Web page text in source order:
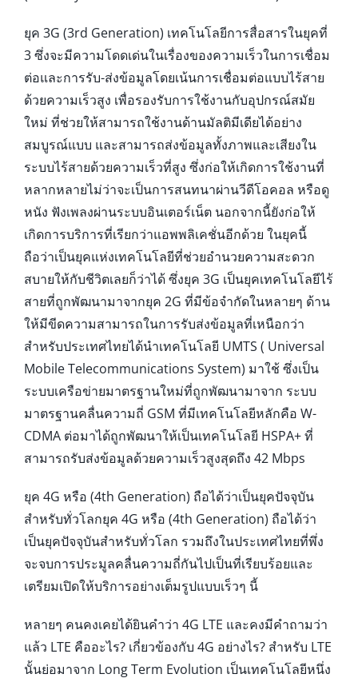
ยุค 3G (3rd Generation) เทคโนโลยีการสื่อสารในยุคที่
3 ซึ่งจะมีความโดดเด่นในเรื่องของความเร็วในการเชื่อม
ต่อและการรับ-ส่งข้อมูลโดยเน้นการเชื่อมต่อแบบไร้สาย
ด้วยความเร็วสูง เพื่อรองรับการใช้งานกับอุปกรณ์สมัย
ใหม่ ที่ช่วยให้สามารถใช้งานด้านมัลติมีเดียได้อย่าง
สมบูรณ์แบบ และสามารถส่งข้อมูลทั้งภาพและเสียงใน
ระบบไร้สายด้วยความเร็วที่สูง ซึ่งก่อให้เกิดการใช้งานที่
หลากหลายไม่ว่าจะเป็นการสนทนาผ่านวีดีโอคอล หรือดู
หนัง ฟังเพลงผ่านระบบอินเตอร์เน็ต นอกจากนี้ยังก่อให้
เกิดการบริการที่เรียกว่าแอพพลิเคชั่นอีกด้วย ในยุคนี้
ถือว่าเป็นยุคแห่งเทคโนโลยีที่ช่วยอำนวยความสะดวก
สบายให้กับชีวิตเลยก็ว่าได้ ซึ่งยุค 3G เป็นยุคเทคโนโลยีไร้
สายที่ถูกพัฒนามาจากยุค 2G ที่มีข้อจำกัดในหลายๆ ด้าน
ให้มีขีดความสามารถในการรับส่งข้อมูลที่เหนือกว่า
สำหรับประเทศไทยได้นำเทคโนโลยี UMTS ( Universal
Mobile Telecommunications System) มาใช้ ซึ่งเป็น
ระบบเครือข่ายมาตรฐานใหม่ที่ถูกพัฒนามาจาก ระบบ
มาตรฐานคลื่นความถี่ GSM ที่มีเทคโนโลยีหลักคือ W-
CDMA ต่อมาได้ถูกพัฒนาให้เป็นเทคโนโลยี HSPA+ ที่
สามารถรับส่งข้อมูลด้วยความเร็วสูงสุดถึง 42 Mbps
ยุค 4G หรือ (4th Generation) ถือได้ว่าเป็นยุคปัจจุบัน
สำหรับทั่วโลกยุค 4G หรือ (4th Generation) ถือได้ว่า
เป็นยุคปัจจุบันสำหรับทั่วโลก รวมถึงในประเทศไทยที่พึ่ง
จะจบการประมูลคลื่นความถี่กันไปเป็นที่เรียบร้อยและ
เตรียมเปิดให้บริการอย่างเต็มรูปแบบเร็วๆ นี้
หลายๆ คนคงเคยได้ยินคำว่า 4G LTE และคงมีคำถามว่า
แล้ว LTE คืออะไร? เกี่ยวข้องกับ 4G อย่างไร? สำหรับ LTE
นั้นย่อมาจาก Long Term Evolution เป็นเทคโนโลยีหนึ่ง